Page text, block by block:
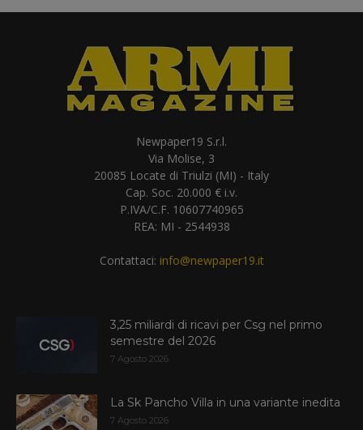
Newpaper19 S.r.l.
Via Molise, 3
20085 Locate di Triulzi (MI) - Italy
Cap. Soc. 20.000 € i.v.
P.IVA/C.F. 10607740965
REA: MI - 2544938
Contattaci: info@newpaper19.it
3,25 miliardi di ricavi per Csg nel primo
semestre del 2026
7 Agosto 2026
La Sk Pancho Villa in una variante inedita
7 Agosto 2026